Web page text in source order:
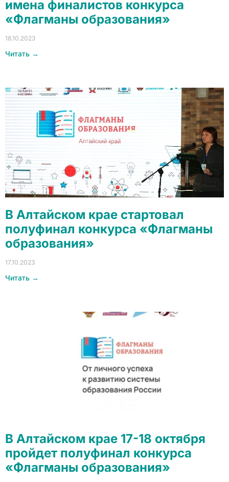
имена финалистов конкурса
«Флагманы образования»
18.10.2023
Читать →
В Алтайском крае стартовал
полуфинал конкурса «Флагманы
образования»
17.10.2023
Читать →
В Алтайском крае 17-18 октября
пройдет полуфинал конкурса
«Флагманы образования»